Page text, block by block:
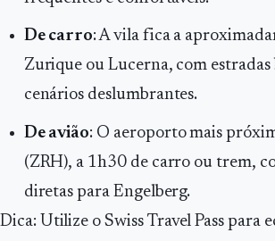
De carro: A vila fica a
Zurique ou Lucerna, com estradas
cenários deslumbrantes.
De avião: O aeroporto mais
(ZRH), a 1h30 de carro ou trem,
diretas para Engelberg.
Dica: Utilize o Swiss Travel Pass para